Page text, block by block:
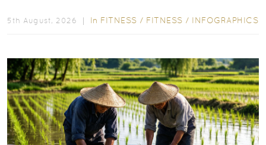
5th August, 2026 ｜ In FITNESS / FITNESS / INFOGRAPHICS